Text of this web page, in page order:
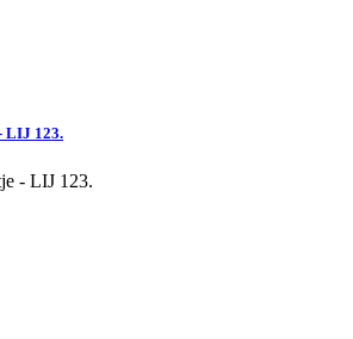
LIJ 123.
- LIJ 123.